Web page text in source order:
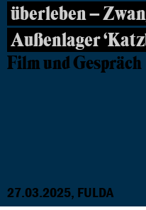
überleben –
Außenlager
Film und Gespräch
27.03.2025, FULDA